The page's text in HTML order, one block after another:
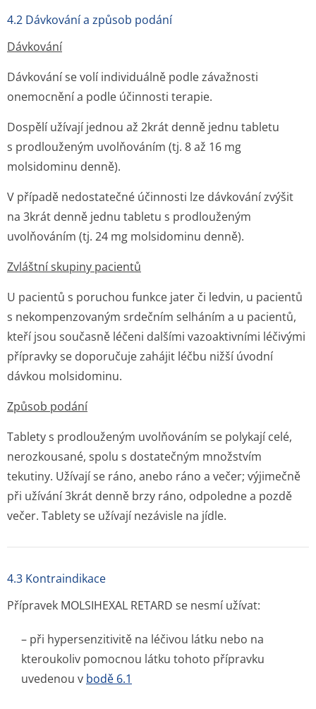
4.2 Dávkování a způsob podání
Dávkování
Dávkování se volí individuálně podle závažnosti
onemocnění a podle účinnosti terapie.
Dospělí užívají jednou až 2krát denně jednu tabletu
s prodlouženým uvolňováním (tj. 8 až 16 mg
molsidominu denně).
V případě nedostatečné účinnosti lze dávkování zvýšit
na 3krát denně jednu tabletu s prodlouženým
uvolňováním (tj. 24 mg molsidominu denně).
Zvláštní skupiny pacientů
U pacientů s poruchou funkce jater či ledvin, u pacientů
s nekompenzovaným srdečním selháním a u pacientů,
kteří jsou současně léčeni dalšími vazoaktivními léčivými
přípravky se doporučuje zahájit léčbu nižší úvodní
dávkou molsidominu.
Způsob podání
Tablety s prodlouženým uvolňováním se polykají celé,
nerozkousané, spolu s dostatečným množstvím
tekutiny. Užívají se ráno, anebo ráno a večer; výjimečně
při užívání 3krát denně brzy ráno, odpoledne a pozdě
večer. Tablety se užívají nezávisle na jídle.
4.3 Kontraindikace
Přípravek MOLSIHEXAL RETARD se nesmí užívat:
– při hypersenzitivitě na léčivou látku nebo na
kteroukoliv pomocnou látku tohoto přípravku
uvedenou v bodě 6.1